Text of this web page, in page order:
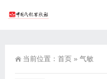
当前位置： 首页 » 气敏